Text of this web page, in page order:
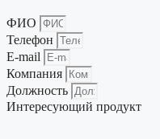
ФИО
Телефон
E-mail
Компания
Должность
Интересующий продукт